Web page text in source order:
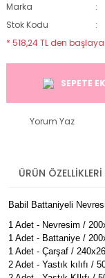
Marka
Stok Kodu
* 518,24 TL den
SEPETE
Yorum Yaz
ÜRÜN ÖZELLİKLERİ
Babil Battaniyeli
1 Adet - Nevresim /
1 Adet - Battaniye /
1 Adet - Çarşaf /
2 Adet - Yastık kılıfı /